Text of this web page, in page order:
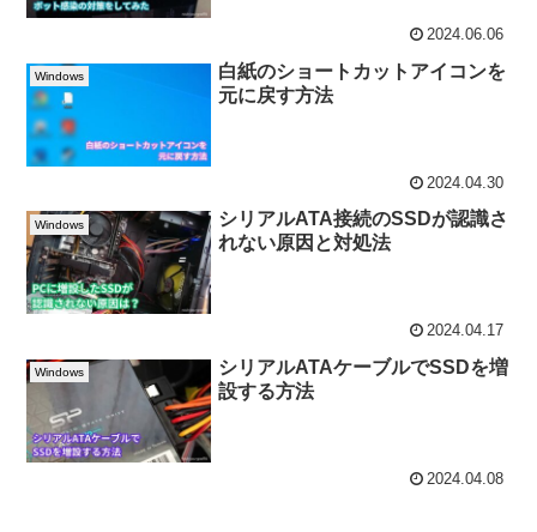
2024.06.06
Windows
白紙のショートカットアイコンを
元に戻す方法
2024.04.30
Windows
シリアルATA接続のSSDが認識さ
れない原因と対処法
2024.04.17
Windows
シリアルATAケーブルでSSDを増
設する方法
2024.04.08